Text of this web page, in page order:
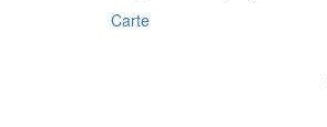
Carte